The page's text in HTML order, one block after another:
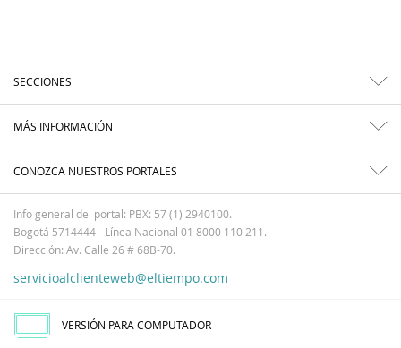
SECCIONES
MÁS INFORMACIÓN
CONOZCA NUESTROS PORTALES
Info general del portal: PBX: 57 (1) 2940100.
Bogotá 5714444 - Línea Nacional 01 8000 110 211.
Dirección: Av. Calle 26 # 68B-70.
servicioalclienteweb@eltiempo.com
VERSIÓN PARA COMPUTADOR